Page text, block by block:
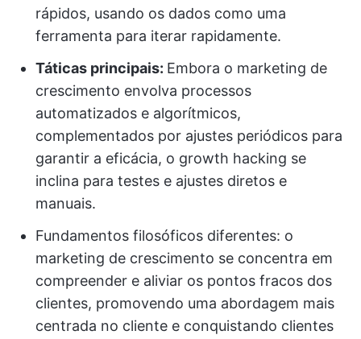
rápidos, usando os dados como uma
ferramenta para iterar rapidamente.
Táticas principais: Embora o marketing de
crescimento envolva processos
automatizados e algorítmicos,
complementados por ajustes periódicos para
garantir a eficácia, o growth hacking se
inclina para testes e ajustes diretos e
manuais.
Fundamentos filosóficos diferentes: o
marketing de crescimento se concentra em
compreender e aliviar os pontos fracos dos
clientes, promovendo uma abordagem mais
centrada no cliente e conquistando clientes